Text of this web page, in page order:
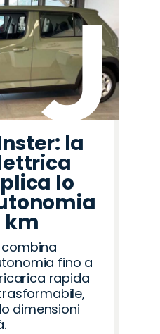
la
lo
km
combina
fino a
rapida
dimensioni